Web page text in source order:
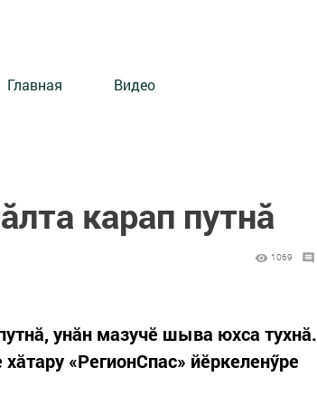
Главная Видео
карап путнӑ
1069
унӑн мазучӗ шыва юхса тухнӑ.
«РегионСпас» йӗркеленӳре